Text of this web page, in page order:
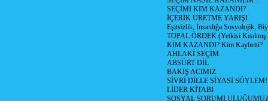
SEÇİMİ KİM KAZANDI?
İÇERİK ÜRETME YARIŞI
Eşitsizlik, İnsanlığa Sosyolojik,
TOPAL ÖRDEK (Yetkisi
KİM KAZANDI? Kim Kaybetti?
AHLAKİ SEÇİM
ABSÜRT DİL
BAKIŞ ACIMIZ
SİVRİ DİLLE SİYASİ
LİDER KİTABI
SOSYAL